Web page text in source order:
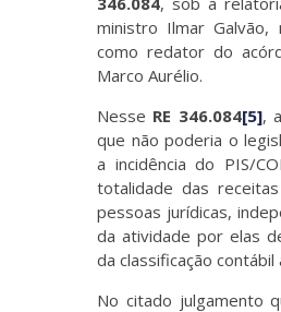
ministro Ilmar
como redator do
Marco Aurélio.
Nesse RE 346.084[5],
que não poderia o
a incidência do PIS/
totalidade das
pessoas jurídicas,
da atividade por elas
da classificação contábil
No citado julgamento